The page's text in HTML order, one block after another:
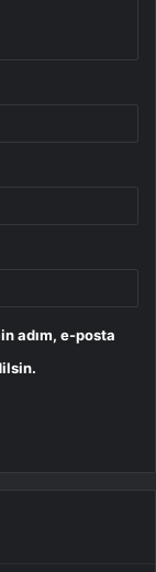
adım, e-posta